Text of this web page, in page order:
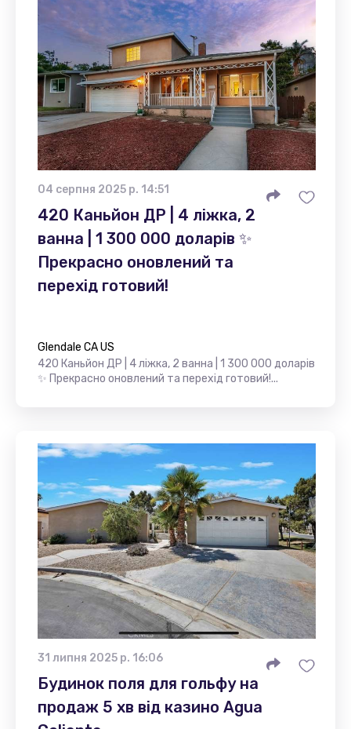
04 серпня 2025 р. 14:51
420 Каньйон ДР | 4 ліжка, 2
ванна | 1 300 000 доларів ✨
Прекрасно оновлений та
перехід готовий!
Glendale CA US
420 Каньйон ДР | 4 ліжка, 2 ванна | 1 300 000 доларів
✨ Прекрасно оновлений та перехід готовий!...
31 липня 2025 р. 16:06
Будинок поля для гольфу на
продаж 5 хв від казино Agua